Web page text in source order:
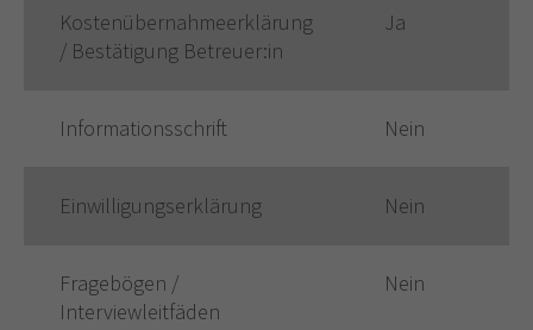
Kostenübernahmeerklärung
/ Bestätigung Betreuer:in
Ja
Informationsschrift Nein
Einwilligungserklärung Nein
Fragebögen /
Interviewleitfäden
Nein